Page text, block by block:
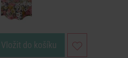
Vložit do košíku